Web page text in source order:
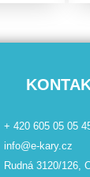
+ 420 605 05 05
info@e-kary.cz
Rudná 3120/126,